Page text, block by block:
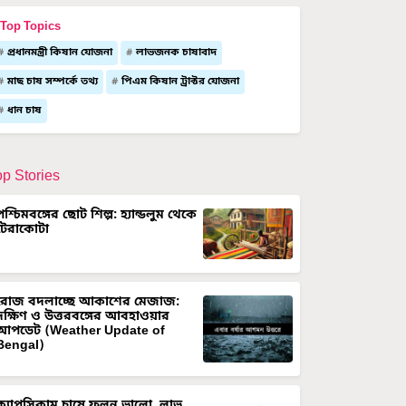
Topics
প্রধানমন্ত্রী কিষান যোজনা লাভজনক চাষাবাদ
মাছ চাষ সম্পর্কে তথ্য পিএম কিষান ট্রাক্টর যোজনা
ধান চাষ
Stories
ছোট শিল্প: হ্যান্ডলুম থেকে
বদলাচ্ছে আকাশের মেজাজ:
ও উত্তরবঙ্গের আবহাওয়ার
(Weather Update of